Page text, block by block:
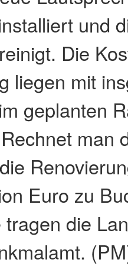
und
Die
liegen mit
geplanten
man
Euro zu
die